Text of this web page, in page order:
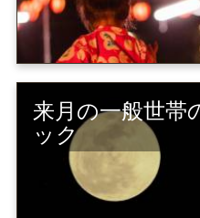
来月の一般世帯
ック